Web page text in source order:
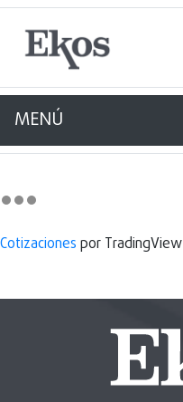
MENÚ
Cotizaciones por TradingView